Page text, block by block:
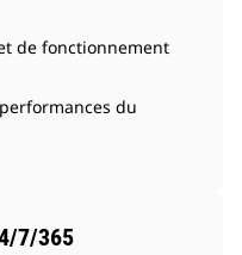
de fonctionnement
du
7/365